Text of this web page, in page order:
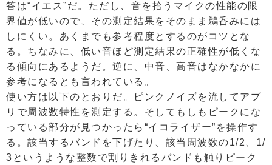
答は“イエス”だ。ただし、音を拾うマイクの性能の限
界値が低いので、その測定結果をそのまま鵜呑みには
しにくい。あくまでも参考程度とするのがコツとな
る。ちなみに、低い音ほど測定結果の正確性が低くな
る傾向にあるようだ。逆に、中音、高音はなかなかに
参考になるとも言われている。
使い方は以下のとおりだ。ピンクノイズを流してアプ
リで周波数特性を測定する。そしてもしもピークにな
っている部分が見つかったら“イコライザー”を操作す
る。該当するバンドを下げたり、該当周波数の1/2、1/
3というような整数で割りきれるバンドも触りピーク